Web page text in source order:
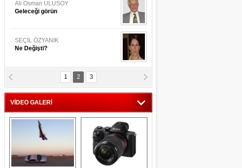
Ali Osman ULUSOY
Geleceği görün
SEÇİL ÖZYANIK
Ne Değişti?
MERİÇ KÖYATASI
Bayraksız Vatan !
1 2 3
VİDEO GALERİ